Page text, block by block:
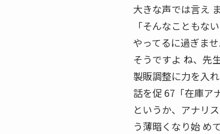
大きな声では言え
「そんなこともな
やってるに過ぎませ
そうですよ ね、先
製販調整に力を入
話を促 67「在庫ア
というか、アナリ
う薄暗くなり始 め